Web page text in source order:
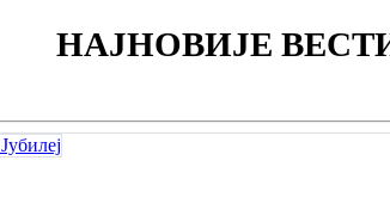
НАЈНОВИЈЕ